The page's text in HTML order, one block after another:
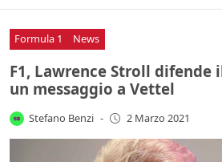
Formula 1 News
F1, Lawrence Stroll difende
un messaggio a Vettel
Stefano Benzi - 2 Marzo 2021